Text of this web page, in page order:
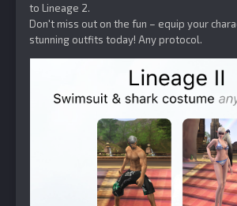
to Lineage 2.
Don't miss out on the fun – equip your
stunning outfits today! Any protocol.